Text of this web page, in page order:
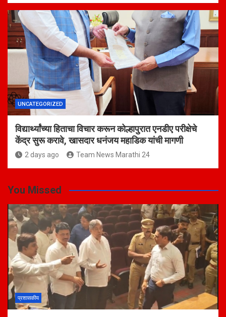
UNCATEGORIZED
विद्यार्थ्यांच्या हिताचा विचार करून कोल्हापुरात एनडीए परीक्षेचे
केंद्र सुरू करावे, खासदार धनंजय महाडिक यांची मागणी
2 days ago Team News Marathi 24
You Missed
प्रशासकीय